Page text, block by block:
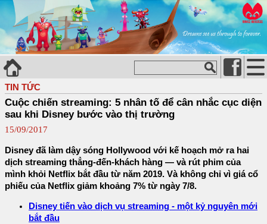
TIN TỨC
Cuộc chiến streaming: 5 nhân tố để cân nhắc cục diện
sau khi Disney bước vào thị trường
15/09/2017
Disney đã làm dậy sóng Hollywood với kế hoạch mở ra hai
dịch streaming thẳng-đến-khách hàng — và rút phim của
mình khỏi Netflix bắt đầu từ năm 2019. Và không chỉ vì giá cổ
phiếu của Netflix giảm khoảng 7% từ ngày 7/8.
Disney tiến vào dịch vụ streaming - một kỷ nguyên mới
bắt đầu